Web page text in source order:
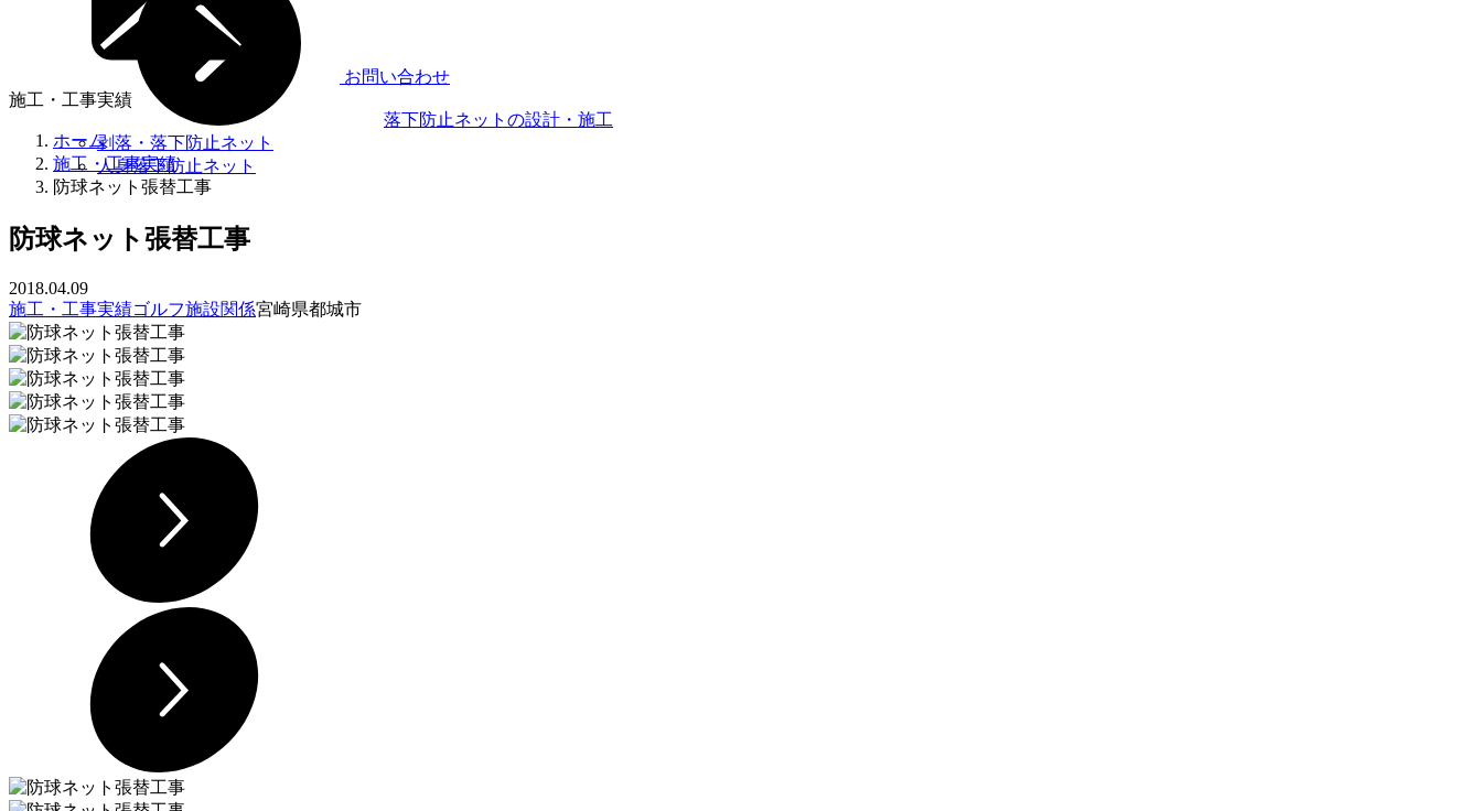
落下防止ネットの設計・施工
剥落・落下防止ネット
人身落下防止ネット
お問い合わせ
施工・工事実績
ホーム
施工・工事実績
防球ネット張替工事
防球ネット張替工事
2018.04.09
施工・工事実績ゴルフ施設関係宮崎県都城市